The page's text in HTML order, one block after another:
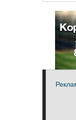
НчГРЭС
дети
спорт